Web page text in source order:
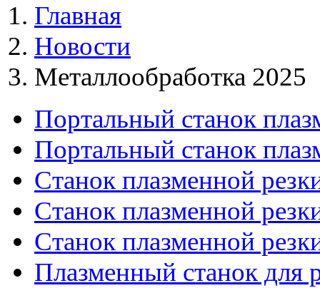
Главная
Новости
Металлообработка 2025
Портальный станок
Портальный станок
Станок плазменной
Станок плазменной
Станок плазменной
Плазменный станок для